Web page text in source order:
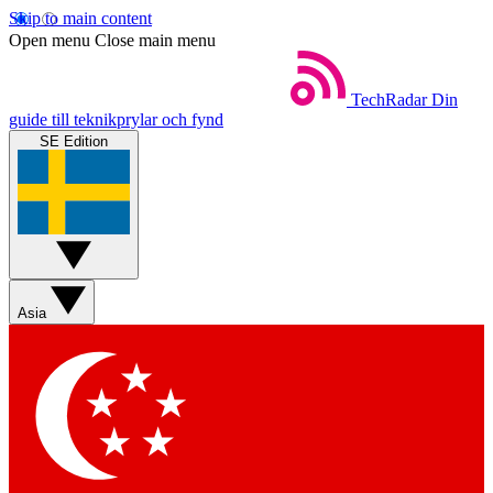
Skip to main content
Open menu Close main menu
TechRadar Din
guide till teknikprylar och fynd
SE Edition
Asia